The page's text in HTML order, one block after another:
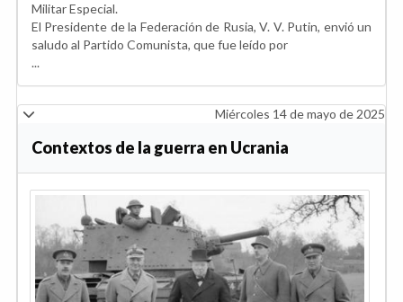
Militar Especial.
El Presidente de la Federación de Rusia, V. V. Putin, envió un
saludo al Partido Comunista, que fue leído por
...
Miércoles 14 de mayo de 2025
Contextos de la guerra en Ucrania